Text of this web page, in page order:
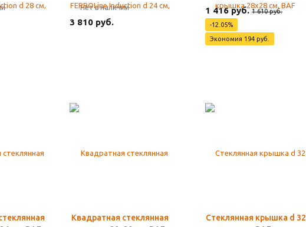
Нет в наличии
3 810 руб.
1 416 руб. 1 610 руб.
-12.05%
Экономия 194 руб.
Квадратная стеклянная
Стеклянная крышка d 32